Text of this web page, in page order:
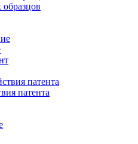
патента